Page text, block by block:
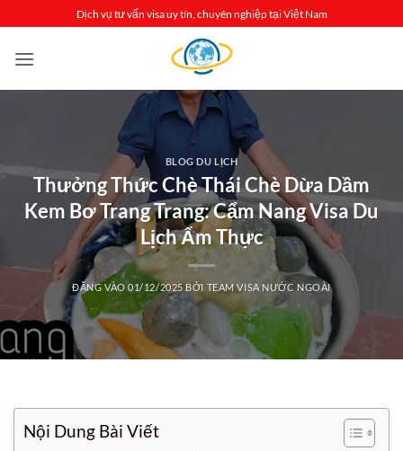
qua
nội
Dịch vụ tư vấn visa uy tín, chuyên nghiệp tại Việt Nam
BLOG DU LỊCH
Thưởng Thức Chè Thái Chè Dừa Dầm
Kem Bơ Trang Trang: Cẩm Nang Visa Du
Lịch Ẩm Thực
ĐĂNG VÀO01/12/2025BỞI TEAM VISA NƯỚC NGOÀI
Nội Dung Bài Viết